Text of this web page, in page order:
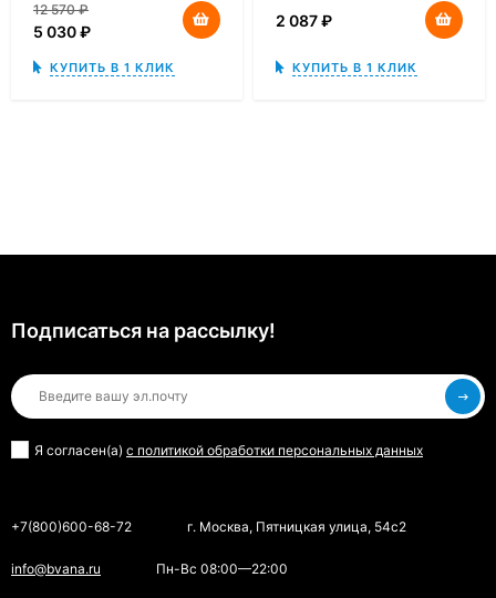
12 570₽
5 030₽
КУПИТЬ В 1 КЛИК
2 087₽
КУПИТЬ В 1 КЛИК
Подписаться на рассылкy!
Я согласен(a) с политикой обработки персональных данных
+7(800)600-68-72 г. Москва, Пятницкая улица, 54с2
info@bvana.ru Пн-Вс 08:00—22:00